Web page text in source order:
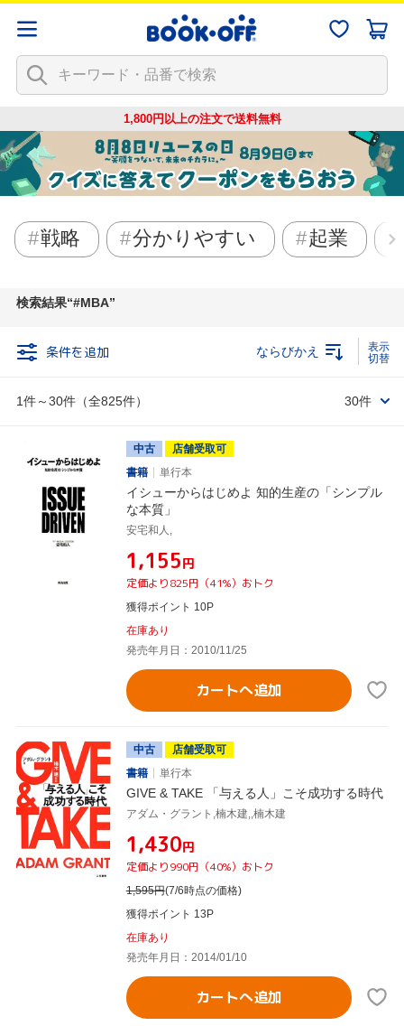
1,800円以上の注文で送料無料
戦略 分かりやすい 起業
検索結果 #MBA
条件を追加
1件～30件（全825件）
ならびかえ
30件
中古
店舗受取可
書籍
単行本
イシューからはじめよ 知的生産の「シンプル
な本質」
安宅和人,
¥1,155円
定価より825円（41%）おトク
獲得ポイント 10P
在庫あり
発売年月日：2010/11/25
カートへ追加
中古
店舗受取可
書籍
単行本
GIVE & TAKE 「与える人」こそ成功する時代
アダム・グラント,楠木建,,楠木建
¥1,430円
定価より990円（40%）おトク
1,595円(7/6時点の価格)
獲得ポイント 13P
在庫あり
発売年月日：2014/01/10
カートへ追加